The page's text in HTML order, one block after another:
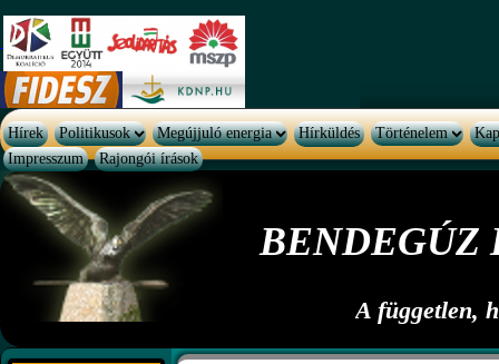
Hírek Politikusok Megújjuló energia Hírküldés Történelem
Impresszum
Rajongói írások
BENDEGÚZ
A független,